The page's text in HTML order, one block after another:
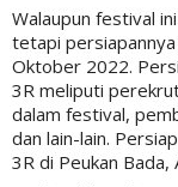
Walaupun festival
tetapi
Oktober 2022.
3R meliputi
dalam festival,
dan lain-lain.
3R di Peukan Bada,